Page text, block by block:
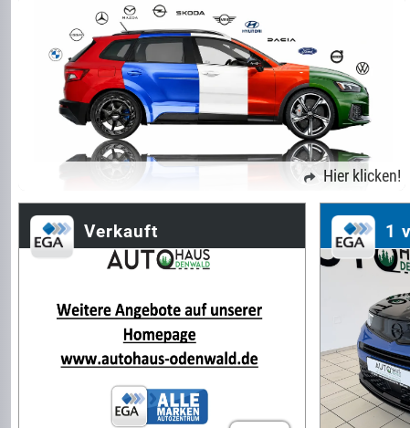
Hier klicken!
Verkauft 1